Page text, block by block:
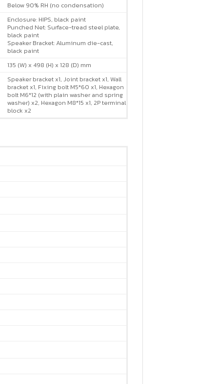
Below 90% RH (no condensation)
Enclosure: HIPS, black paint
Punched Net: Surface-tread steel plate,
black paint
Speaker Bracket: Aluminum die-cast,
black paint
135 (W) x 498 (H) x 128 (D) mm
Speaker bracket x1, Joint bracket x1, Wall
bracket x1, Fixing bolt M5*60 x1, Hexagon
bolt M6*12 (with plain washer and spring
washer) x2, Hexagon M8*15 x1, 2P terminal
block x2